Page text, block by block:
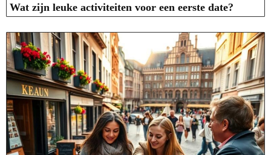
Wat zijn leuke activiteiten voor een eerste date?